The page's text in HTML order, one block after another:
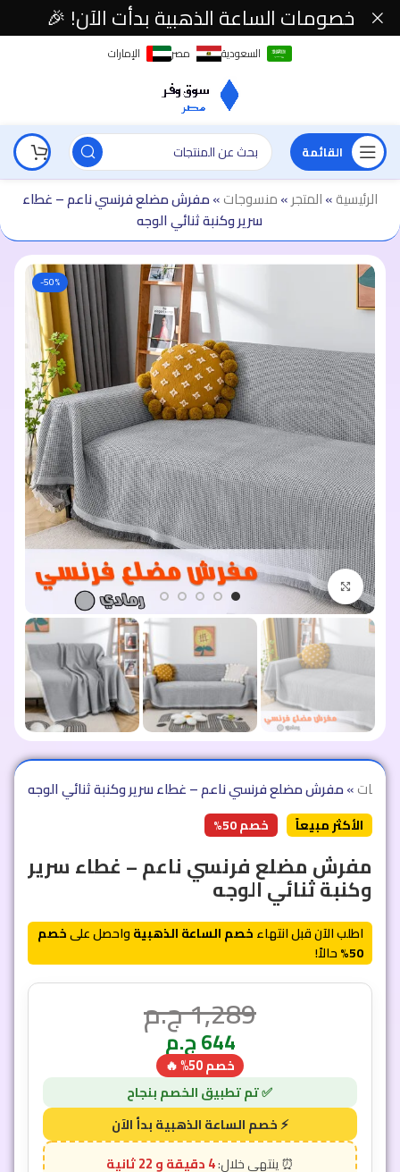
السعودية مصر الإمارات
القائمة
الرئيسية»المتجر»منسوجات»مفرش مضلع فرنسي ناعم – غطاء
سرير وكنبة ثنائي الوجه
-50%
اضغط للتكبير
»مفرش مضلع فرنسي ناعم – غطاء سرير وكنبة ثنائي الوجه
الأكثر مبيعاً خصم 50%
مفرش مضلع فرنسي ناعم – غطاء سرير
وكنبة ثنائي الوجه
اطلب الآن قبل انتهاءخصم الساعة الذهبيةواحصل علىخصم
50% حالاً!
1,289ج.م
644ج.م
خصم 50% 🔥
4 دقيقة و 19 ثانية
خصومات الساعة الذهبية بدأت الآن! 🎉